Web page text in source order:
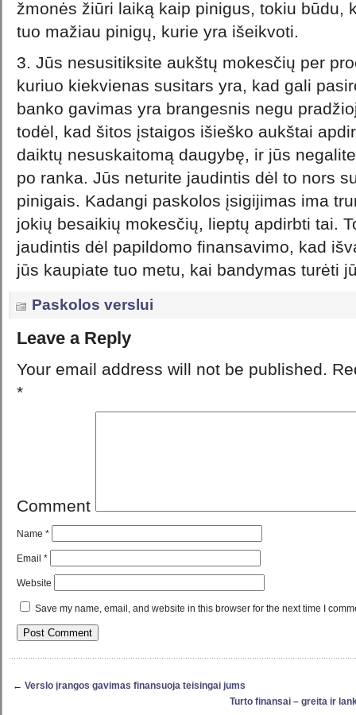
žmonės žiūri laiką kaip pinigus, tokiu būdu,
tuo mažiau pinigų, kurie yra išeikvoti.
3. Jūs nesusitiksite aukštų mokesčių per
kuriuo kiekvienas susitars yra, kad gali
banko gavimas yra brangesnis negu
todėl, kad šitos įstaigos išieško aukštai
daiktų nesuskaitomą daugybę, ir jūs
po ranka. Jūs neturite jaudintis dėl to nors
pinigais. Kadangi paskolos įsigijimas ima
jokių besaikių mokesčių, lieptų apdirbti tai.
jaudintis dėl papildomo finansavimo, kad
jūs kaupiate tuo metu, kai bandymas turėti
Paskolos verslui
Leave a Reply
Your email address will not be published.
*
Comment
Name *
Email *
Website
Save my name, email, and website in this browser for the next time I
← Verslo įrangos gavimas finansuoja teisingai jums
Turto finansai – greita ir